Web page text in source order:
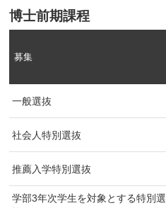
博士前期課程
募集
一般選抜
社会人特別選抜
推薦入学特別選抜
学部3年次学生を対象とする特別選